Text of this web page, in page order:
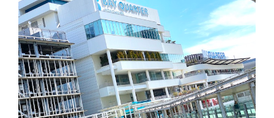
5大物の持ち帰りにはトロリーが便利！